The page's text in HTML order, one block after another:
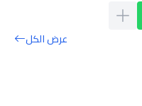
عرض الكل